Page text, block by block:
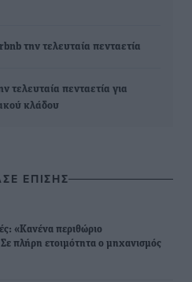
την τελευταία πενταετία
τελευταία πενταετία για
κλάδου
ΕΠΙΣΗΣ
«Κανένα περιθώριο
πλήρη ετοιμότητα ο μηχανισμός